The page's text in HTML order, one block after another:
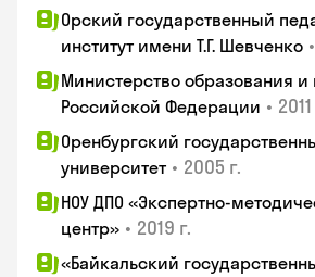
Орский государственный
институт имени Т.Г. Шевченко •
Министерство образования и
Российской Федерации •
Оренбургский
университет • 2005 г.
НОУ ДПО «Экспертно-
центр» • 2019 г.
«Байкальский